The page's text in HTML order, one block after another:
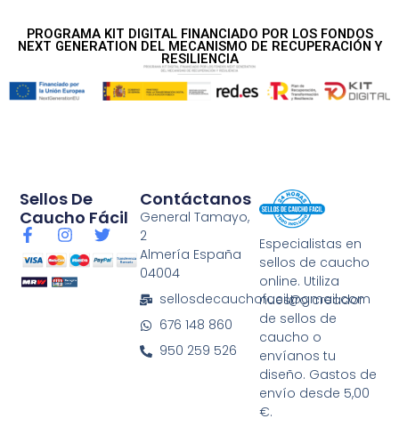
PROGRAMA KIT DIGITAL FINANCIADO POR LOS FONDOS
NEXT GENERATION DEL MECANISMO DE RECUPERACIÓN Y
RESILIENCIA
Especialistas en
sellos de caucho
online. Utiliza
nuestro creador
de sellos de
caucho o
envíanos tu
diseño. Gastos de
envío desde 5,00
€.
Contáctanos
General Tamayo,
2
Almería España
04004
sellosdecauchofacil@gmail.com
676 148 860
950 259 526
Sellos De
Caucho Fácil
F
a
c
e
I
s
t
T
i